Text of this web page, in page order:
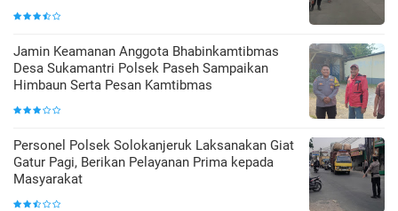
Jamin Keamanan Anggota Bhabinkamtibmas
Desa Sukamantri Polsek Paseh Sampaikan
Himbaun Serta Pesan Kamtibmas
Personel Polsek Solokanjeruk Laksanakan Giat
Gatur Pagi, Berikan Pelayanan Prima kepada
Masyarakat